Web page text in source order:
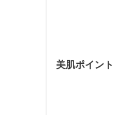
美肌ポイント